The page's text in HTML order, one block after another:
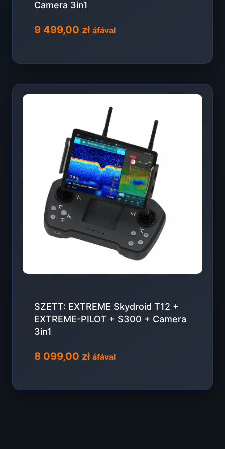
Camera 3in1
9 499,00 zł áfával
SZETT: EXTREME Skydroid T12 +
EXTREME-PILOT + S300 + Camera
3in1
8 099,00 zł áfával